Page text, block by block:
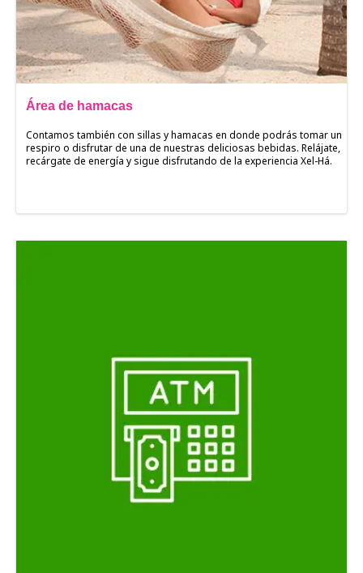
Área de hamacas
Contamos también con sillas y hamacas en donde podrás tomar un
respiro o disfrutar de una de nuestras deliciosas bebidas. Relájate,
recárgate de energía y sigue disfrutando de la experiencia Xel-Há.